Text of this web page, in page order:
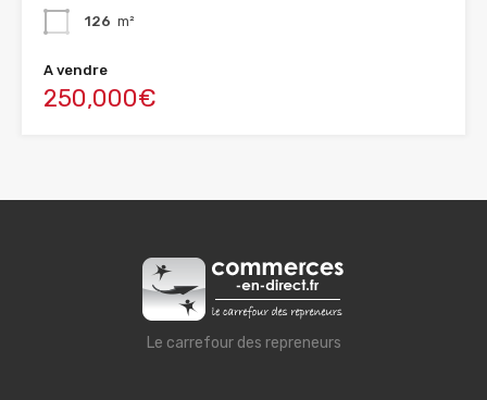
126 m²
A vendre
250,000€
Le carrefour des repreneurs